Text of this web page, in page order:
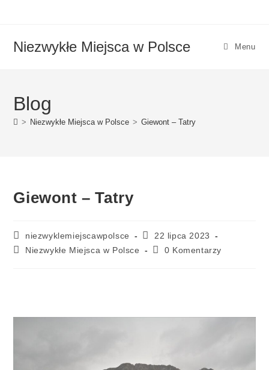
Niezwykłe Miejsca w Polsce Menu
Blog
> Niezwykłe Miejsca w Polsce > Giewont – Tatry
Giewont – Tatry
niezwyklemiejscawpolsce
22 lipca 2023
Niezwykłe Miejsca w Polsce
0 Komentarzy